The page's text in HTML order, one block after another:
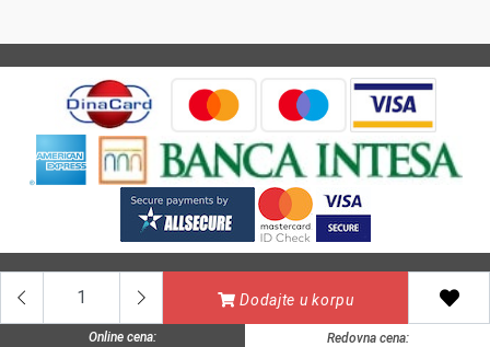
Dodajte u korpu
Online cena: Redovna cena: